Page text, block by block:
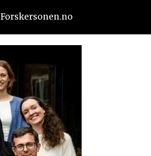
Forskersonen.no